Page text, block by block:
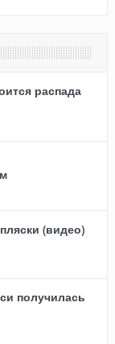
распада
(видео)
получилась